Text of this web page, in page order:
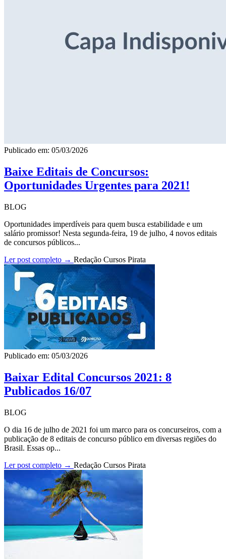
Publicado em: 05/03/2026
Baixe Editais de Concursos:
Oportunidades Urgentes para 2021!
BLOG
Oportunidades imperdíveis para quem busca estabilidade e um
salário promissor! Nesta segunda-feira, 19 de julho, 4 novos editais
de concursos públicos...
Ler post completo → Redação Cursos Pirata
Publicado em: 05/03/2026
Baixar Edital Concursos 2021: 8
Publicados 16/07
BLOG
O dia 16 de julho de 2021 foi um marco para os concurseiros, com a
publicação de 8 editais de concurso público em diversas regiões do
Brasil. Essas op...
Ler post completo → Redação Cursos Pirata